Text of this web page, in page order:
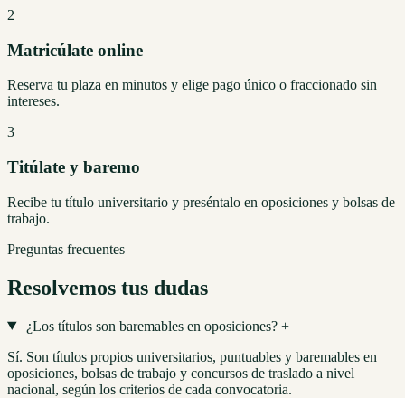
2
Matricúlate online
Reserva tu plaza en minutos y elige pago único o fraccionado sin
intereses.
3
Titúlate y baremo
Recibe tu título universitario y preséntalo en oposiciones y bolsas de
trabajo.
Preguntas frecuentes
Resolvemos tus dudas
¿Los títulos son baremables en oposiciones? +
Sí. Son títulos propios universitarios, puntuables y baremables en
oposiciones, bolsas de trabajo y concursos de traslado a nivel
nacional, según los criterios de cada convocatoria.